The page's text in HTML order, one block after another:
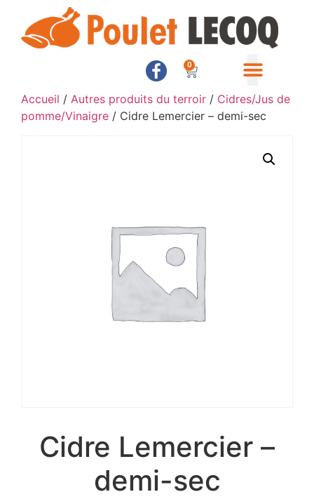
0
Accueil / Autres produits du terroir / Cidres/Jus de
pomme/Vinaigre / Cidre Lemercier – demi-sec
Cidre Lemercier –
demi-sec